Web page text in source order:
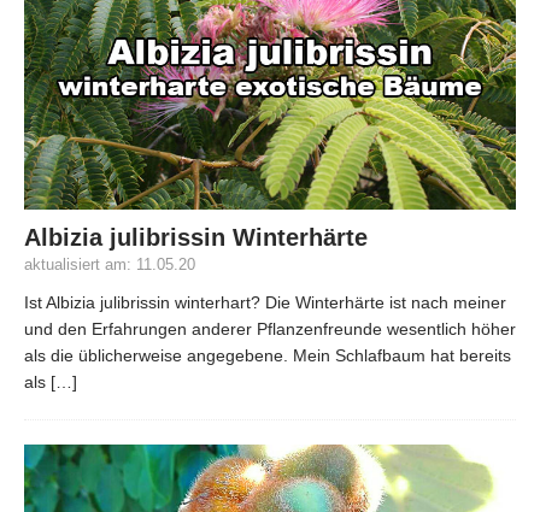
Albizia julibrissin Winterhärte
aktualisiert am: 11.05.20
Ist Albizia julibrissin winterhart? Die Winterhärte ist nach meiner
und den Erfahrungen anderer Pflanzenfreunde wesentlich höher
als die üblicherweise angegebene. Mein Schlafbaum hat bereits
als […]